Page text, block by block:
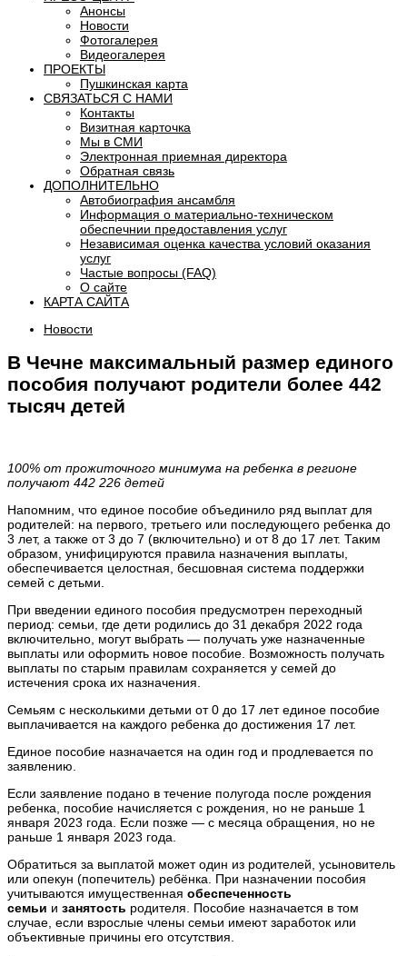
Анонсы
Новости
Фотогалерея
Видеогалерея
ПРОЕКТЫ
Пушкинская карта
СВЯЗАТЬСЯ С НАМИ
Контакты
Визитная карточка
Мы в СМИ
Электронная приемная директора
Обратная связь
ДОПОЛНИТЕЛЬНО
Автобиография ансамбля
Информация о материально-техническом
обеспечнии предоставления услуг
Независимая оценка качества условий оказания
услуг
Частые вопросы (FAQ)
О сайте
КАРТА САЙТА
Новости
В Чечне максимальный размер единого
пособия получают родители более 442
тысяч детей
100% от прожиточного минимума на ребенка в регионе
получают 442 226 детей
Напомним, что единое пособие объединило ряд выплат для
родителей: на первого, третьего или последующего ребенка до
3 лет, а также от 3 до 7 (включительно) и от 8 до 17 лет. Таким
образом, унифицируются правила назначения выплаты,
обеспечивается целостная, бесшовная система поддержки
семей с детьми.
При введении единого пособия предусмотрен переходный
период: семьи, где дети родились до 31 декабря 2022 года
включительно, могут выбрать — получать уже назначенные
выплаты или оформить новое пособие. Возможность получать
выплаты по старым правилам сохраняется у семей до
истечения срока их назначения.
Семьям с несколькими детьми от 0 до 17 лет единое пособие
выплачивается на каждого ребенка до достижения 17 лет.
Единое пособие назначается на один год и продлевается по
заявлению.
Если заявление подано в течение полугода после рождения
ребенка, пособие начисляется с рождения, но не раньше 1
января 2023 года. Если позже — с месяца обращения, но не
раньше 1 января 2023 года.
Обратиться за выплатой может один из родителей, усыновитель
или опекун (попечитель) ребёнка. При назначении пособия
учитываются имущественная обеспеченность
семьи и занятость родителя. Пособие назначается в том
случае, если взрослые члены семьи имеют заработок или
объективные причины его отсутствия.